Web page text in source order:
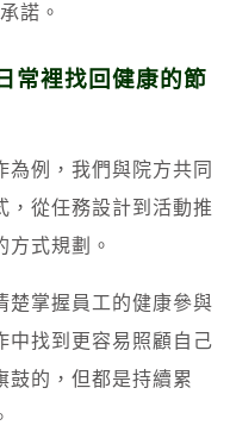
諾。
常裡找回健康的節
例，我們與院方共同
，從任務設計到活動推
方式規劃。
楚掌握員工的健康參與
中找到更容易照顧自己
鼓的，但都是持續累